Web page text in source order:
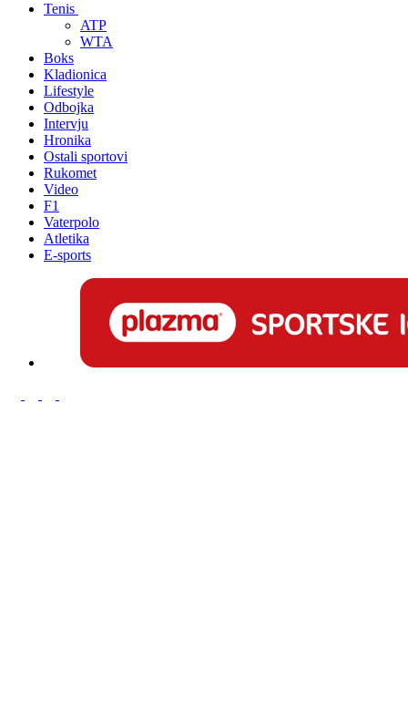
Tenis
ATP
WTA
Boks
Kladionica
Lifestyle
Odbojka
Intervju
Hronika
Ostali sportovi
Rukomet
Video
F1
Vaterpolo
Atletika
E-sports